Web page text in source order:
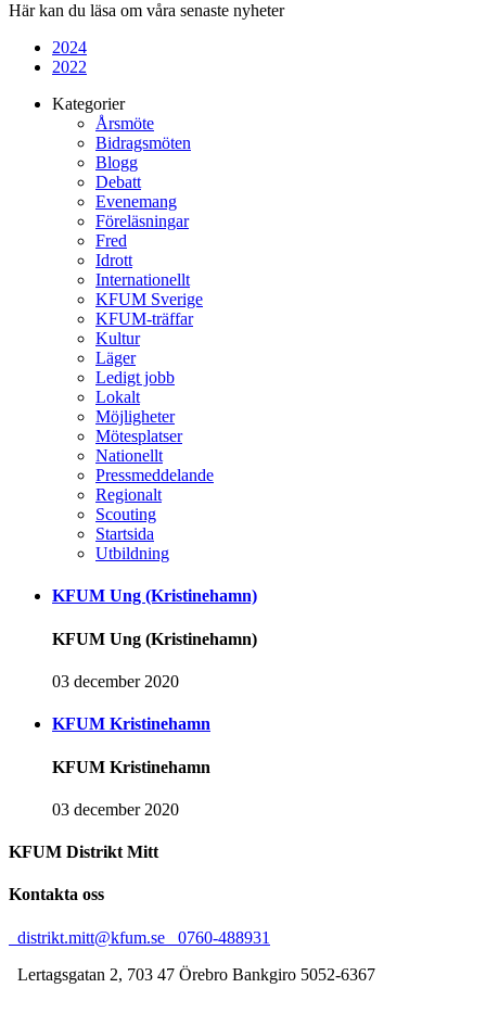
Här kan du läsa om våra senaste nyheter
2024
2022
Kategorier
Årsmöte
Bidragsmöten
Blogg
Debatt
Evenemang
Föreläsningar
Fred
Idrott
Internationellt
KFUM Sverige
KFUM-träffar
Kultur
Läger
Ledigt jobb
Lokalt
Möjligheter
Mötesplatser
Nationellt
Pressmeddelande
Regionalt
Scouting
Startsida
Utbildning
KFUM Ung (Kristinehamn)
KFUM Ung (Kristinehamn)
03 december 2020
KFUM Kristinehamn
KFUM Kristinehamn
03 december 2020
KFUM Distrikt Mitt
Kontakta oss
distrikt.mitt@kfum.se
0760-488931
Lertagsgatan 2, 703 47 Örebro Bankgiro 5052-6367